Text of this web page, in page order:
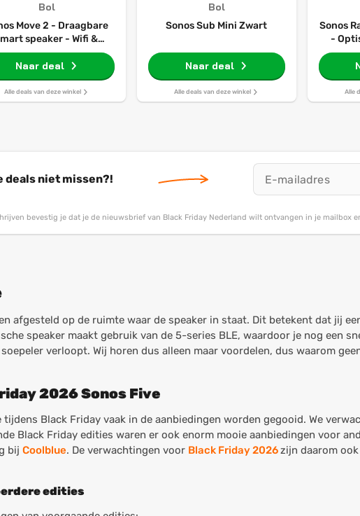
Bol
Move 2 - Draagbare
speaker - Wifi &
- Tot 24 uur
batterijduur -
- Zwart
Naar deal
Alle deals van deze winkel
Bol
Sonos Sub Mini Zwart
Naar deal
Alle deals van deze winkel
Sonos
-
Alle
deals niet missen?!
bevestig je dat je de nieuwsbrief van Black Friday Nederland wilt ontvangen in je mailbox
afgesteld op de ruimte waar de speaker in staat. Dit betekent dat jij
speaker maakt gebruik van de 5-series BLE, waardoor je nog een
verloopt. Wij horen dus alleen maar voordelen, dus waarom
2026 Sonos Five
Black Friday vaak in de aanbiedingen worden gegooid. We
Black Friday edities waren er ook enorm mooie aanbiedingen voor
bij Coolblue. De verwachtingen voor Black Friday 2026zijn daarom
edities